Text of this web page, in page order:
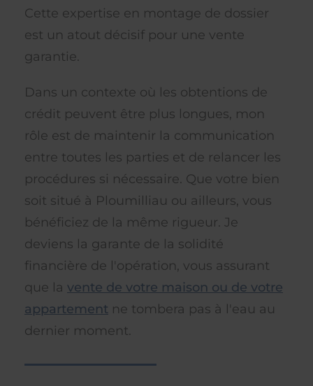
Cette expertise en montage de dossier
est un atout décisif pour une vente
garantie.
Dans un contexte où les obtentions de
crédit peuvent être plus longues, mon
rôle est de maintenir la communication
entre toutes les parties et de relancer les
procédures si nécessaire. Que votre bien
soit situé à Ploumilliau ou ailleurs, vous
bénéficiez de la même rigueur. Je
deviens la garante de la solidité
financière de l'opération, vous assurant
que la vente de votre maison ou de votre
appartement ne tombera pas à l'eau au
dernier moment.